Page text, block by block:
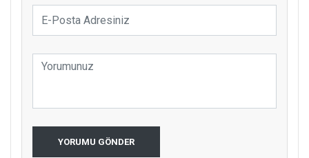
YORUMU GÖNDER